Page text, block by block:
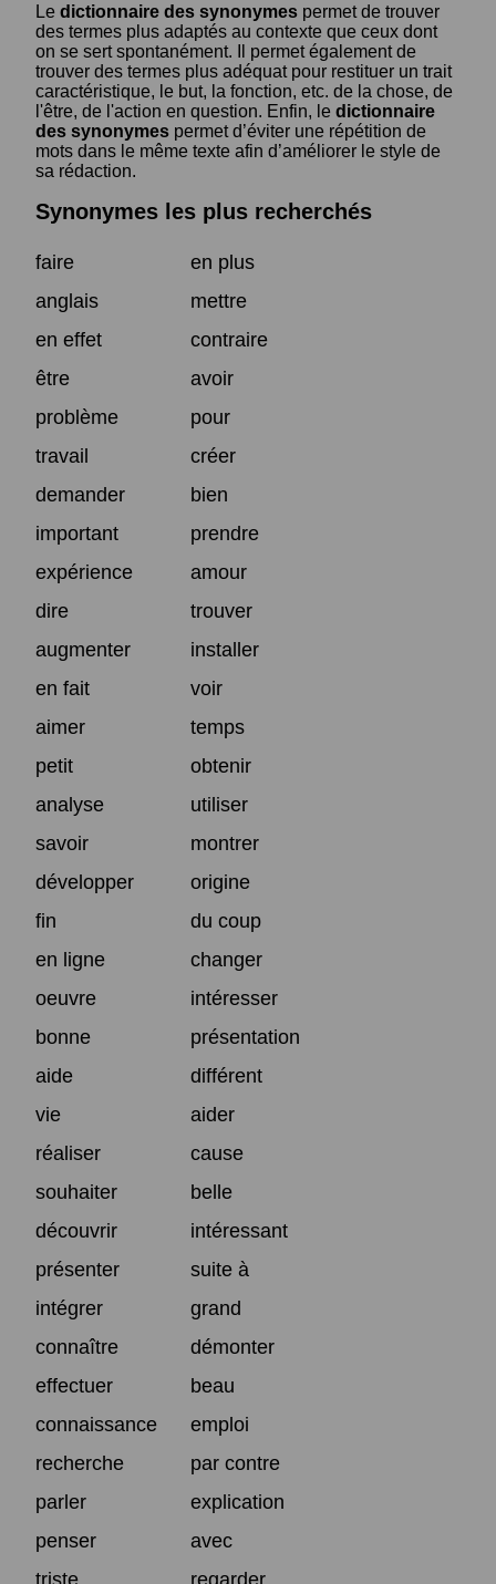
Le dictionnaire des synonymes permet de trouver
des termes plus adaptés au contexte que ceux dont
on se sert spontanément. Il permet également de
trouver des termes plus adéquat pour restituer un trait
caractéristique, le but, la fonction, etc. de la chose, de
l'être, de l'action en question. Enfin, le dictionnaire
des synonymes permet d’éviter une répétition de
mots dans le même texte afin d’améliorer le style de
sa rédaction.
Synonymes les plus recherchés
faire
en plus
anglais
mettre
en effet
contraire
être
avoir
problème
pour
travail
créer
demander
bien
important
prendre
expérience
amour
dire
trouver
augmenter
installer
en fait
voir
aimer
temps
petit
obtenir
analyse
utiliser
savoir
montrer
développer
origine
fin
du coup
en ligne
changer
oeuvre
intéresser
bonne
présentation
aide
différent
vie
aider
réaliser
cause
souhaiter
belle
découvrir
intéressant
présenter
suite à
intégrer
grand
connaître
démonter
effectuer
beau
connaissance
emploi
recherche
par contre
parler
explication
penser
avec
triste
regarder